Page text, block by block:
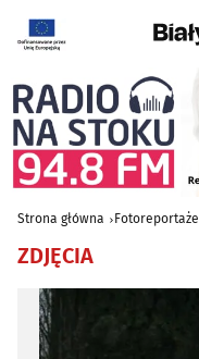
Strona główna Fotoreportaże
ZDJĘCIA